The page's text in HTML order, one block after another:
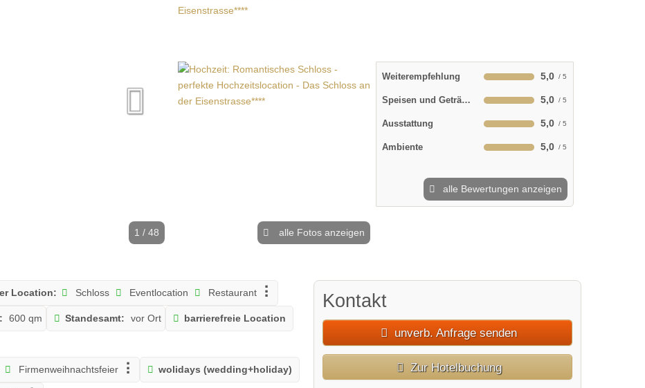
1 / 48 alle Fotos anzeigen
Weiterempfehlung 5,0
Speisen und Getränke 5,0
Ausstattung 5,0
Ambiente 5,0
alle Bewertungen anzeigen
Location: Schloss Eventlocation Restaurant
600 qm Standesamt: vor Ort barrierefreie Location
Firmenweihnachtsfeier wolidays (wedding+holiday)
Kontakt
unverb. Anfrage senden
Zur Hotelbuchung